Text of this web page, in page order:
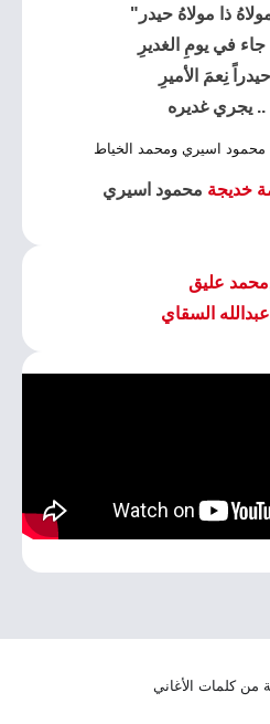
ذا مولاهُ حيدر"
في يومِ الغديرِ
نِعمَ الأميرِ
.. يجري غديره
محمود اسيري ومحمد الخياط
خديجة محمود اسيري
محمد عليق
السقاي
من كلمات الأغاني